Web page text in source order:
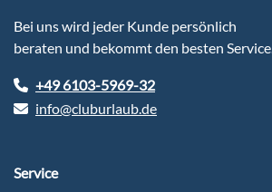
Bei uns wird jeder Kunde persönlich
beraten und bekommt den besten Service.
+49 6103-5969-32
info@cluburlaub.de
Service